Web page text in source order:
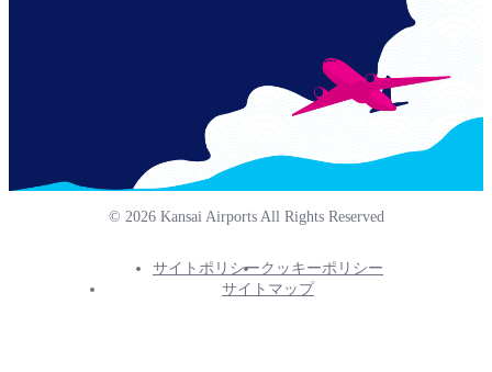
© 2026 Kansai Airports All Rights Reserved
サイトポリシークッキーポリシー
サイトマップ